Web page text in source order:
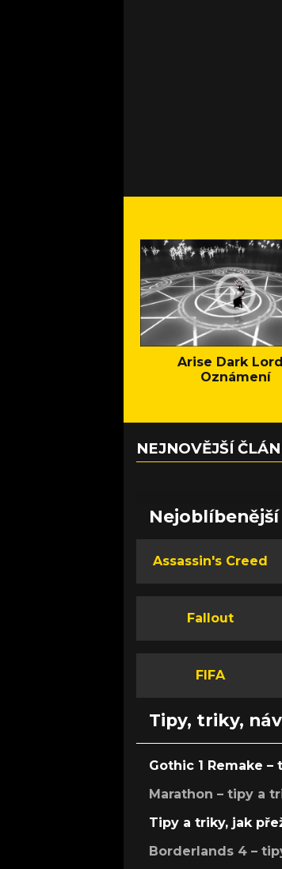
Arise Dark
Oznámení
NEJNOVĚJŠÍ
Assassin's Creed
Fallout
FIFA
Tipy, triky,
Gothic 1 Remake
Marathon – tipy a
Tipy a triky, jak
Borderlands 4 –